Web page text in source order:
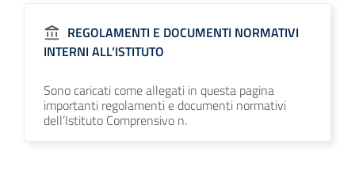
REGOLAMENTI E DOCUMENTI NORMATIVI
INTERNI ALL’ISTITUTO
Sono caricati come allegati in questa pagina
importanti regolamenti e documenti normativi
dell’Istituto Comprensivo n.